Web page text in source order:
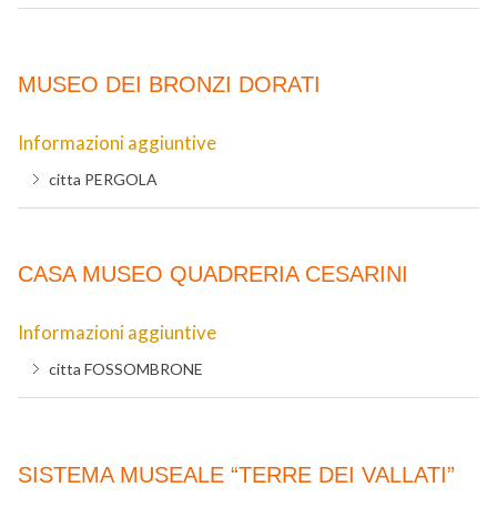
MUSEO DEI BRONZI DORATI
Informazioni aggiuntive
citta PERGOLA
CASA MUSEO QUADRERIA CESARINI
Informazioni aggiuntive
citta FOSSOMBRONE
SISTEMA MUSEALE “TERRE DEI VALLATI”